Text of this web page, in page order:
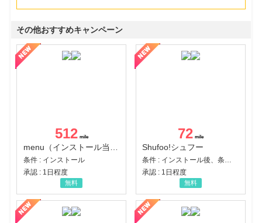
その他おすすめキャンペーン
512
menu（インストール当日に指定のクーポンコード経由で1,500円（税込）以上の初回注文完了）（Android）
条件 : インストール
承認 : 1日程度
無料
72
Shufoo!シュフー
条件 : インストール後、条件達成
承認 : 1日程度
無料